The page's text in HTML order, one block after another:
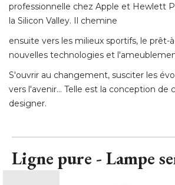
professionnelle chez Apple et Hewlett
la Silicon Valley. Il chemine
ensuite vers les milieux sportifs, le prêt-
nouvelles technologies et
S'ouvrir au changement, susciter les
vers l'avenir… Telle est la conception de
designer.
Ligne pure - Lampe